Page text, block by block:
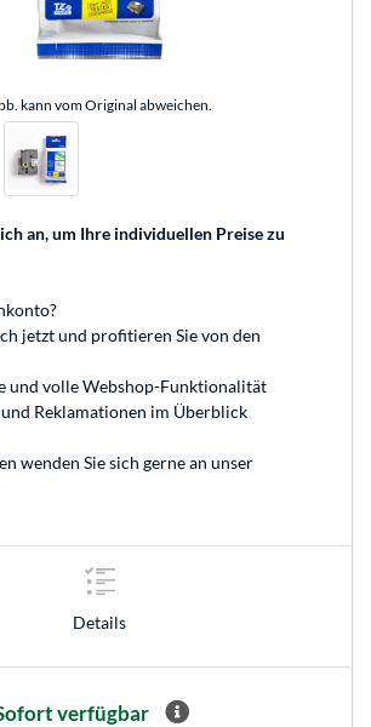
kann vom Original abweichen.
an, um Ihre individuellen Preise zu
jetzt und profitieren Sie von den
und volle Webshop-Funktionalität
Reklamationen im Überblick
wenden Sie sich gerne an unser
Details
verfügbar